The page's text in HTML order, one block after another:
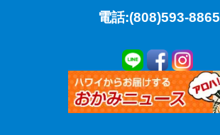
電話:(808)593-8865